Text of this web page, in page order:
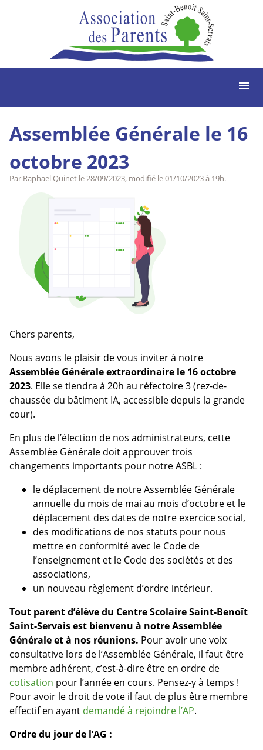
menu
Assemblée Générale le 16
octobre 2023
Par Raphaël Quinet le28/09/2023, modifié le01/10/2023 à 19h.
Chers parents,
Nous avons le plaisir de vous inviter à notre
Assemblée Générale extraordinaire le 16 octobre
2023. Elle se tiendra à 20h au réfectoire 3 (rez-de-
chaussée du bâtiment IA, accessible depuis la grande
cour).
En plus de l’élection de nos administrateurs, cette
Assemblée Générale doit approuver trois
changements importants pour notre ASBL :
le déplacement de notre Assemblée Générale
annuelle du mois de mai au mois d’octobre et le
déplacement des dates de notre exercice social,
des modifications de nos statuts pour nous
mettre en conformité avec le Code de
l’enseignement et le Code des sociétés et des
associations,
un nouveau règlement d’ordre intérieur.
Tout parent d’élève du Centre Scolaire Saint-Benoît
Saint-Servais est bienvenu à notre Assemblée
Générale et à nos réunions. Pour avoir une voix
consultative lors de l’Assemblée Générale, il faut être
membre adhérent, c’est-à-dire être en ordre de
cotisation pour l’année en cours. Pensez-y à temps !
Pour avoir le droit de vote il faut de plus être membre
effectif en ayant demandé à rejoindre l’AP.
Ordre du jour de l’AG :